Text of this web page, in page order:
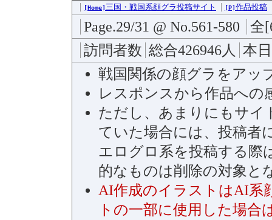
[Home]三国・戦国系顔グラ投稿サイト [P]作品投稿
Page.29/31 @ No.561-580
全
訪問者数 総合426946人
本
戦国関係の顔グラをアッ
レスポンスから作品への
ただし、あまりにもサイ
ていた場合には、投稿者
エログロ系を投稿する際
的なものは削除の対象と
AI作成のイラストはAI系
トの一部に使用した場合